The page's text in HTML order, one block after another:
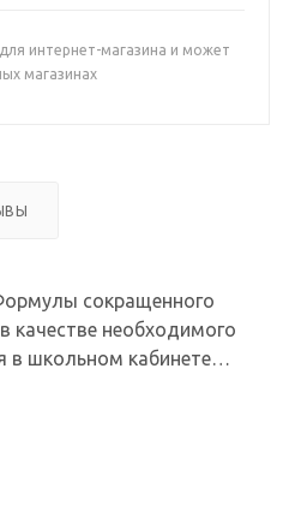
интернет-магазина и может
магазинах
сокращенного
качестве необходимого
в школьном кабинете